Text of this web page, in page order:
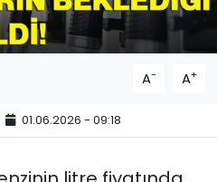
A- A+
01.06.2026 - 09:18